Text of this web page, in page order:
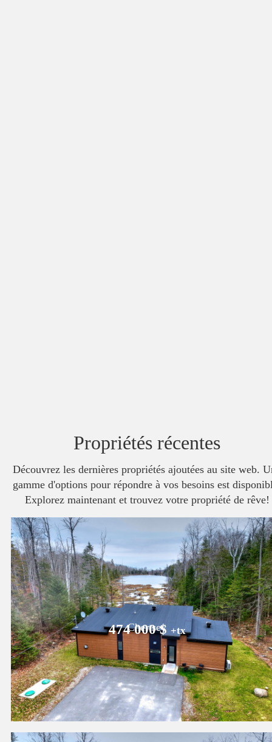
Propriétés récentes
Découvrez les dernières propriétés ajoutées au site web.
gamme d'options pour répondre à vos besoins est
Explorez maintenant et trouvez votre propriété de rêve!
Chertsey
474 000 $ +tx